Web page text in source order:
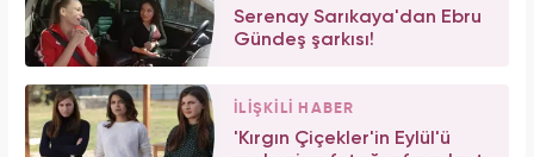
Serenay Sarıkaya'dan Ebru
Gündeş şarkısı!
İLİŞKİLİ HABER
'Kırgın Çiçekler'in Eylül'ü